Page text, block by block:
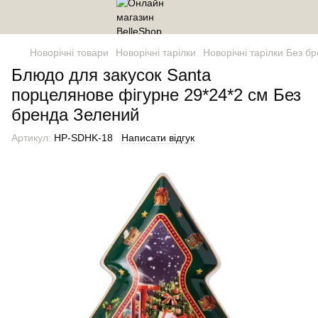
Новорічні товари Новорічні тарілки Новорічні тарілки Без
Блюдо для закусок Santa
порцелянове фігурне 29*24*2 см Без
бренда Зелений
Артикул: HP-SDHK-18 Написати відгук